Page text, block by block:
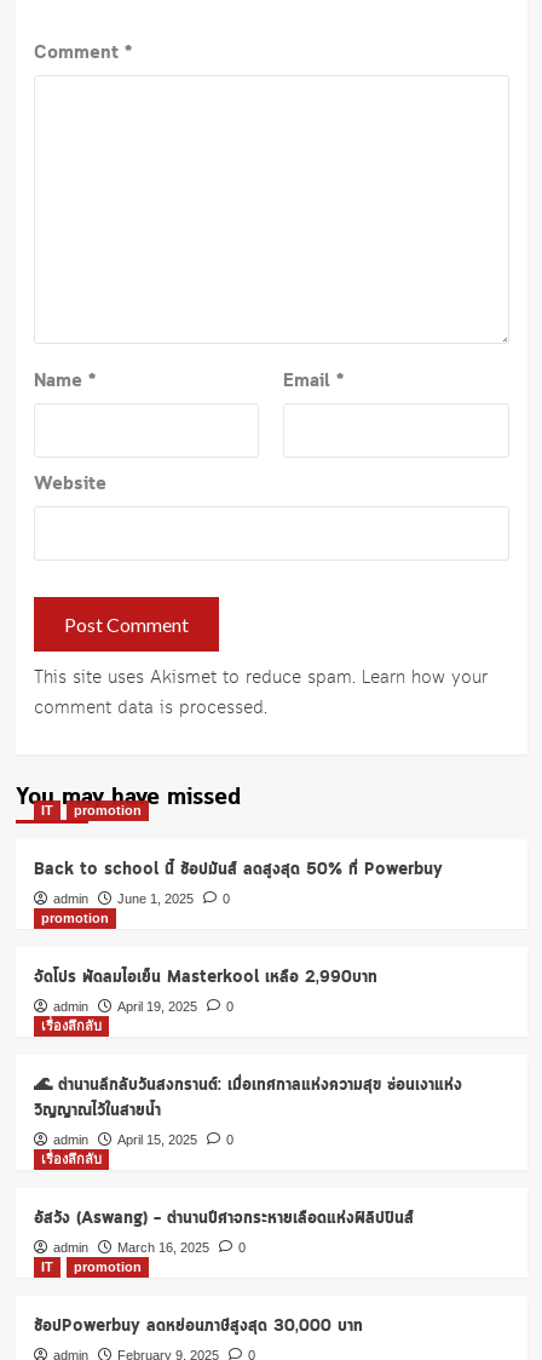
Comment *
Name * Email *
Website
This site uses Akismet to reduce spam. Learn how your
comment data is processed.
You may have missed
IT promotion
Back to school นี้ ช้อปมันส์ ลดสูงสุด 50% ที่ Powerbuy
admin June 1, 2025
0
promotion
จัดโปร พัดลมไอเย็น Masterkool เหลือ 2,990บาท
admin April 19, 2025
0
เรื่องลึกลับ
🌊 ตำนานลึกลับวันสงกรานต์: เมื่อเทศกาลแห่งความสุข ซ่อนเงาแห่ง
วิญญาณไว้ในสายน้ำ
admin April 15, 2025
0
เรื่องลึกลับ
อัสวัง (Aswang) – ตำนานปีศาจกระหายเลือดแห่งฟิลิปปินส์
admin March 16, 2025
0
IT
promotion
ช้อปPowerbuy ลดหย่อนภาษีสูงสุด 30,000 บาท
admin February 9, 2025 0